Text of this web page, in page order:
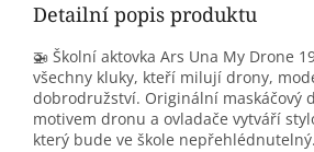
Detailní popis produktu
🚁 Školní aktovka Ars Una My Drone
všechny kluky, kteří milují drony,
dobrodružství. Originální maskáčový
motivem dronu a ovladače vytváří
který bude ve škole nepřehlédnutelný.